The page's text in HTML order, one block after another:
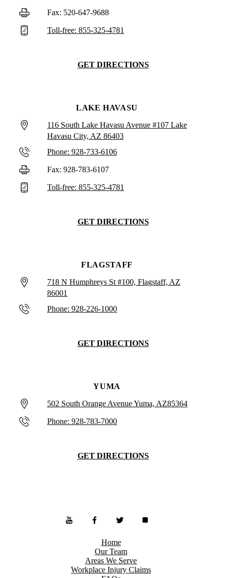
Fax: 520-647-9688
Toll-free: 855-325-4781
GET DIRECTIONS
LAKE HAVASU
116 South Lake Havasu Avenue #107 Lake
Havasu City, AZ 86403
Phone: 928-733-6106
Fax: 928-783-6107
Toll-free: 855-325-4781
GET DIRECTIONS
FLAGSTAFF
718 N Humphreys St #100, Flagstaff, AZ
86001
Phone: 928-226-1000
GET DIRECTIONS
YUMA
502 South Orange Avenue Yuma, AZ85364
Phone: 928-783-7000
GET DIRECTIONS
Home
Our Team
Areas We Serve
Workplace Injury Claims